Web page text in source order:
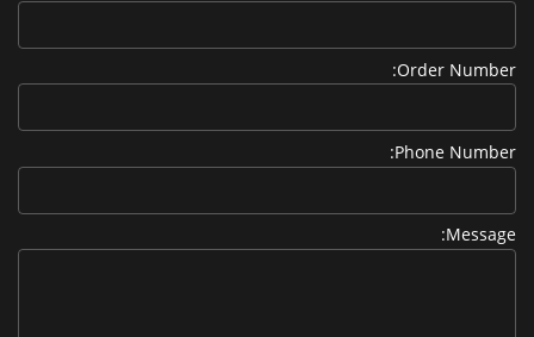
Order Number:
Phone Number:
Message: